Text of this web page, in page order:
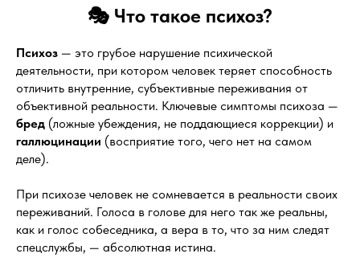
🎭 Что такое психоз?
Психоз — это грубое нарушение психической
деятельности, при котором человек теряет способность
отличить внутренние, субъективные переживания от
объективной реальности. Ключевые симптомы психоза —
бред (ложные убеждения, не поддающиеся коррекции) и
галлюцинации (восприятие того, чего нет на самом
деле).
При психозе человек не сомневается в реальности своих
переживаний. Голоса в голове для него так же реальны,
как и голос собеседника, а вера в то, что за ним следят
спецслужбы, — абсолютная истина.